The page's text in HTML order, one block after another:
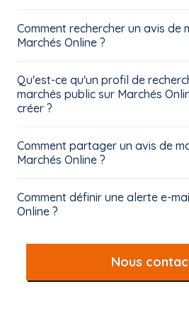
Comment rechercher un avis de
Marchés Online ?
Qu'est-ce qu'un profil de
marchés public sur Marchés
créer ?
Comment partager un avis de
Marchés Online ?
Comment définir une alerte e-
Online ?
Nous